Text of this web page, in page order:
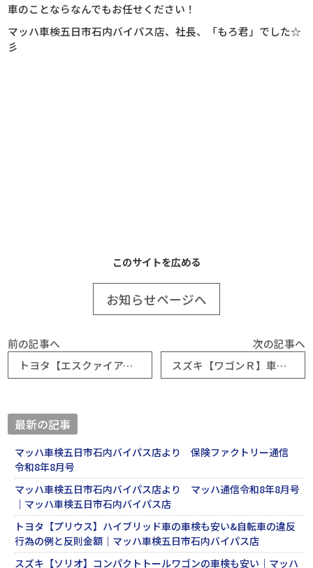
車のことならなんでもお任せください！
マッハ車検五日市石内バイパス店、社長、
「もろ君」でした☆
彡
このサイトを広める
お知らせページへ
前の記事へ
トヨタ【エスクァイアハイブリッド】車検が入庫！サニートラックも入庫した！？｜マッハ車検五日市石内バイパス店
次の記事へ
スズキ【ワゴンＲ】車検（2回目)が安い！？｜マッハ車検五日市石内バイパス店
最新の記事
マッハ車検五日市石内バイパス店より 保険ファクトリー通信
令和8年8月号
マッハ車検五日市石内バイパス店より マッハ通信令和8年8月号
｜マッハ車検五日市石内バイパス店
トヨタ【プリウス】ハイブリッド車の車検も安い&自転車の違反
行為の例と反則金額｜マッハ車検五日市石内バイパス店
スズキ【ソリオ】コンパクトトールワゴンの車検も安い｜マッハ